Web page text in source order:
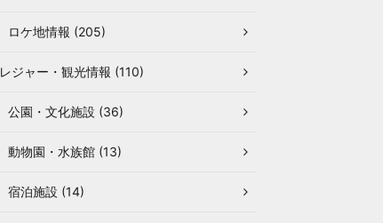
ロケ地情報 (205)
レジャー・観光情報 (110)
公園・文化施設 (36)
動物園・水族館 (13)
宿泊施設 (14)